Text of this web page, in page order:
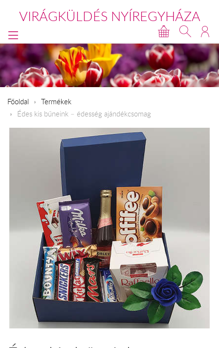
VIRÁGKÜLDÉS NYÍREGYHÁZA
Főoldal
Termékek
Édes kis bűneink – édesség ajándékcsomag